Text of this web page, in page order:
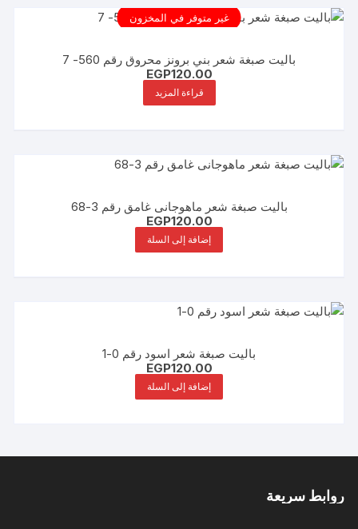
غير متوفر في المخزون
باليت صبغة شعر بني برونز محروق رقم 560- 7
EGP120.00
قراءة المزيد
باليت صبغة شعر ماهوجانى غامق رقم 3-68
EGP120.00
إضافة إلى السلة
باليت صبغة شعر اسود رقم 0-1
EGP120.00
إضافة إلى السلة
روابط سريعة